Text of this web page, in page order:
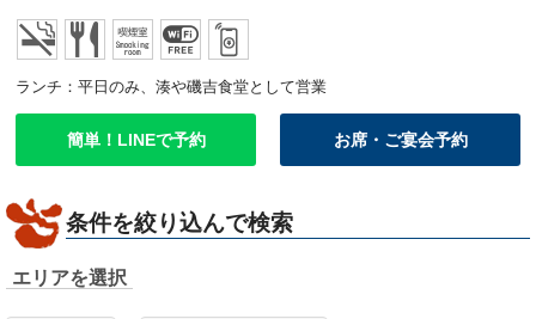
ランチ：平日のみ、湊や磯吉食堂として営業
簡単！LINEで予約 お席・ご宴会予約
条件を絞り込んで検索
エリアを選択